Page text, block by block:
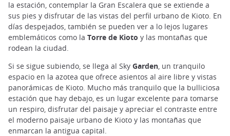
la estación, contemplar la Gran Escalera que se extiende a
sus pies y disfrutar de las vistas del perfil urbano de Kioto. En
días despejados, también se pueden ver a lo lejos lugares
emblemáticos como la Torre de Kioto y las montañas que
rodean la ciudad.
Si se sigue subiendo, se llega al Sky Garden, un tranquilo
espacio en la azotea que ofrece asientos al aire libre y vistas
panorámicas de Kioto. Mucho más tranquilo que la bulliciosa
estación que hay debajo, es un lugar excelente para tomarse
un respiro, disfrutar del paisaje y apreciar el contraste entre
el moderno paisaje urbano de Kioto y las montañas que
enmarcan la antigua capital.